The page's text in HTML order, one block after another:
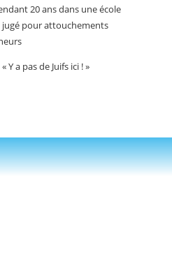
20 ans dans une école
jugé pour attouchements
Y a pas de Juifs ici ! »